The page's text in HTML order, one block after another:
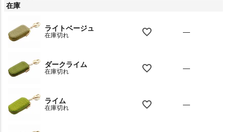
在庫
ライトベージュ
在庫切れ —
ダークライム
在庫切れ —
ライム
在庫切れ —